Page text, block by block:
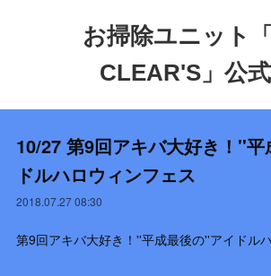
お掃除ユニット
CLEAR'S」公
10/27 第9回アキバ大好き！''
ドルハロウィンフェス
2018.07.27 08:30
第9回アキバ大好き！''平成最後の''アイドル